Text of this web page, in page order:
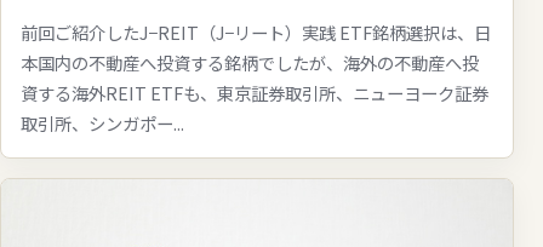
前回ご紹介したJ−REIT（J−リート）実践 ETF銘柄選択は、日
本国内の不動産へ投資する銘柄でしたが、海外の不動産へ投
資する海外REIT ETFも、東京証券取引所、ニューヨーク証券
取引所、シンガポー...